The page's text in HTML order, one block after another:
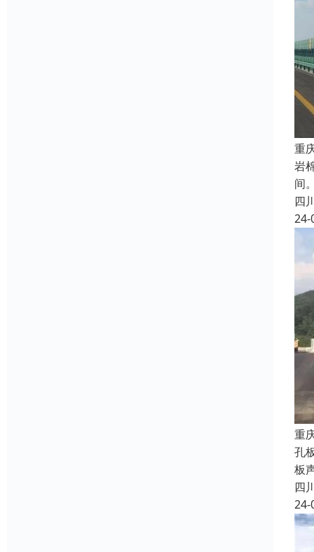
重
岩
间
四
24-
重
孔
板
四
24-